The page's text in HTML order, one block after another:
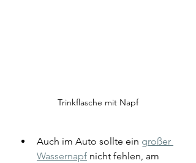
Trinkflasche mit Napf
Auch im Auto sollte ein großer
Wassernapf nicht fehlen, am